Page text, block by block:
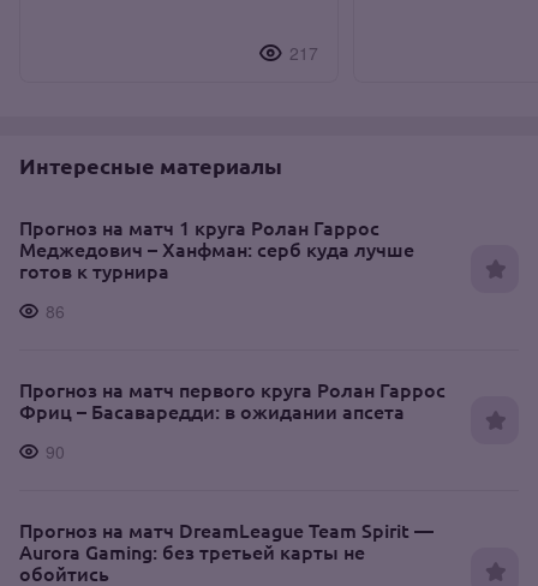
217
Интересные материалы
Прогноз на матч 1 круга Ролан Гаррос
Меджедович – Ханфман: серб куда лучше
готов к турнира
86
Прогноз на матч первого круга Ролан Гаррос
Фриц – Басаваредди: в ожидании апсета
90
Прогноз на матч DreamLeague Team Spirit —
Aurora Gaming: без третьей карты не
обойтись